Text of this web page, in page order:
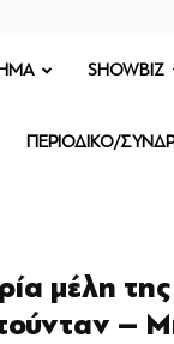
SHOWBIZ
ΠΕΡΙΟΔΙΚΟ/
μέλη της
–